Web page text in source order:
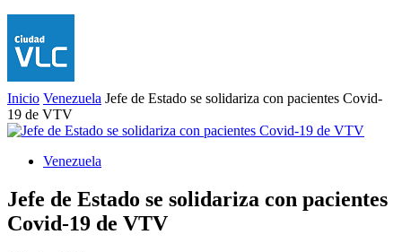
Inicio Venezuela Jefe de Estado se solidariza con pacientes Covid-
19 de VTV
Venezuela
Jefe de Estado se solidariza con pacientes
Covid-19 de VTV